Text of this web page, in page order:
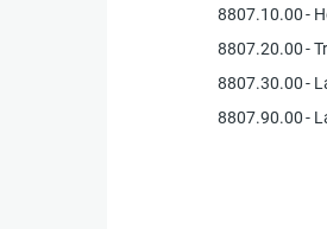
8807.10.00-
8807.20.00-
8807.30.00-
8807.90.00-